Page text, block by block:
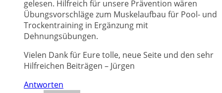
gelesen. Hilfreich für unsere Prävention wären
Übungsvorschläge zum Muskelaufbau für Pool- und
Trockentraining in Ergänzung mit
Dehnungsübungen.
Vielen Dank für Eure tolle, neue Seite und den sehr
Hilfreichen Beiträgen – Jürgen
Antworten